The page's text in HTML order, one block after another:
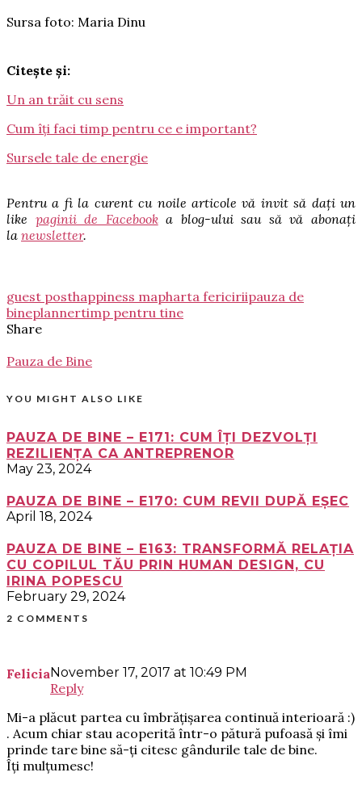
Sursa foto: Maria Dinu
Citește și:
Un an trăit cu sens
Cum îți faci timp pentru ce e important?
Sursele tale de energie
Pentru a fi la curent cu noile articole vă invit să dați un
like paginii de Facebooka blog-ului sau să vă abonați
la newsletter.
guest posthappiness mapharta fericiriipauza de
bineplannertimp pentru tine
Share
Pauza de Bine
YOU MIGHT ALSO LIKE
PAUZA DE BINE – E171: CUM ÎȚI DEZVOLȚI
REZILIENȚA CA ANTREPRENOR
May 23, 2024
PAUZA DE BINE – E170: CUM REVII DUPĂ EȘEC
April 18, 2024
PAUZA DE BINE – E163: TRANSFORMĂ RELAȚIA
CU COPILUL TĂU PRIN HUMAN DESIGN, CU
IRINA POPESCU
February 29, 2024
2 COMMENTS
FeliciaNovember 17, 2017 at 10:49 PM
Reply
Mi-a plăcut partea cu îmbrățișarea continuă interioară :)
. Acum chiar stau acoperită într-o pătură pufoasă și îmi
prinde tare bine să-ți citesc gândurile tale de bine.
Îți mulțumesc!